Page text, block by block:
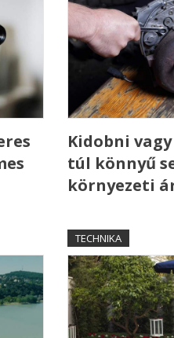
Kidobni
túl könnyű
környezeti
TECHNIKA